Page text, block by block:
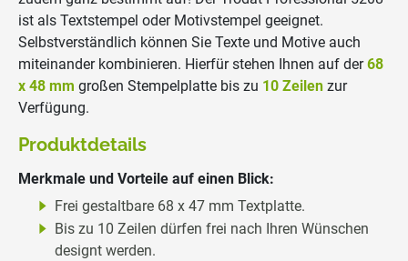
ist als Textstempel oder Motivstempel geeignet.
Selbstverständlich können Sie Texte und Motive auch
miteinander kombinieren. Hierfür stehen Ihnen auf der68
x 48 mm großen Stempelplatte bis zu 10 Zeilen zur
Verfügung.
Produktdetails
Merkmale und Vorteile auf einen Blick:
Frei gestaltbare 68 x 47 mm Textplatte.
Bis zu 10 Zeilen dürfen frei nach Ihren Wünschen
designt werden.